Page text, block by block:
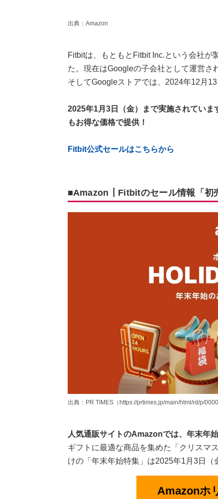
出典：Amazon
Fitbitは、もともとFitbit Inc.という会社が
た。現在はGoogleの子会社として運営さ
そしてGoogleストアでは、2024年12月
2025年1月3日（金）まで実施されてい
もお得な価格で提供！
Fitbit公式セールはこちらから
■Amazon┃Fitbitのセール情報「初
出典：PR TIMES（https://prtimes.jp/main/html/rd/p/
人気通販サイトのAmazonでは、年末年
ギフトに最適な商品を集めた「クリスマ
けの「年末年始特集」は2025年1月3日（
Amazonホ